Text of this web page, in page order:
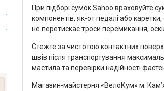
При підборі сумок Sahoo враховуйте
компонентів, як-от педалі або
не перетискає троси перемикання,
Стежте за чистотою контактних
швів після транспортування
мастила та перевірки надійності
Магазин-майстерня «ВелоКум» м.